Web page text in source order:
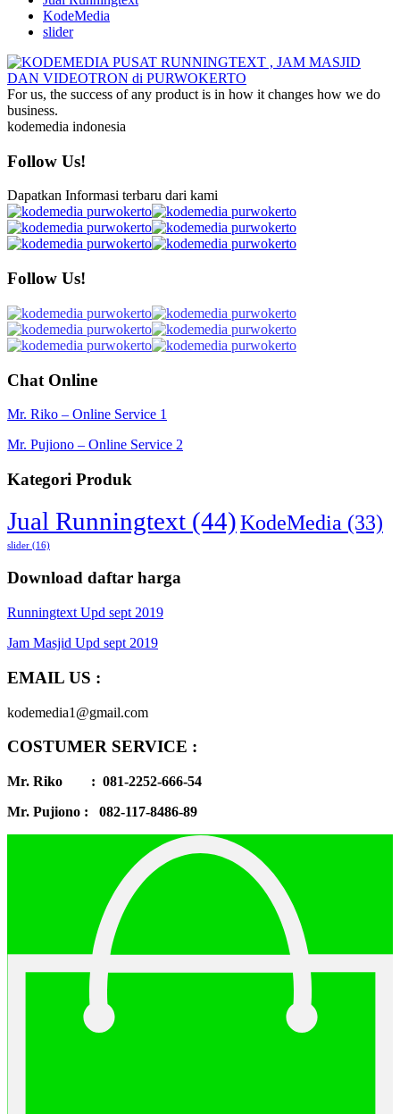
KodeMedia
slider
For us, the success of any product is in how it changes how we do
business.
kodemedia indonesia
Follow Us!
Dapatkan Informasi terbaru dari kami
Follow Us!
Chat Online
Mr. Riko – Online Service 1
Mr. Pujiono – Online Service 2
Kategori Produk
Jual Runningtext (44)KodeMedia (33)
slider (16)
Download daftar harga
Runningtext Upd sept 2019
Jam Masjid Upd sept 2019
EMAIL US :
kodemedia1@gmail.com
COSTUMER SERVICE :
Mr. Riko : 081-2252-666-54
Mr. Pujiono : 082-117-8486-89